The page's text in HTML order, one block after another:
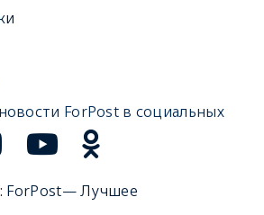
ForPost в социальных
ForPost— Лучшее